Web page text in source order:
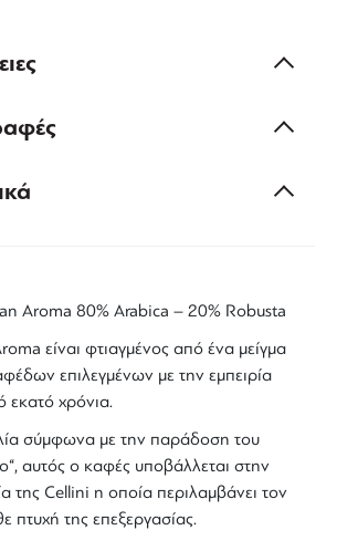
Aroma 80% Arabica – 20% Robusta
είναι φτιαγμένος από ένα μείγμα
επιλεγμένων με την εμπειρία
εκατό χρόνια.
σύμφωνα με την παράδοση του
“, αυτός ο καφές υποβάλλεται στην
της Cellini η οποία περιλαμβάνει τον
πτυχή της επεξεργασίας.